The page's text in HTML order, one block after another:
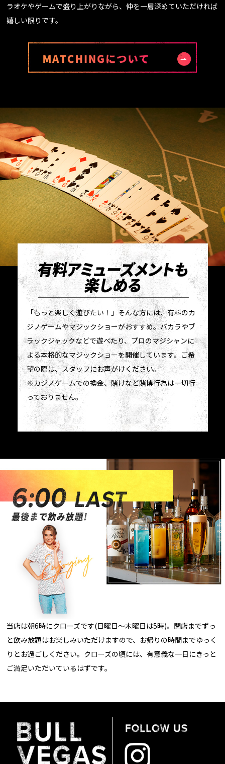
ラオケやゲームで盛り上がりながら、仲を一層深めていただければ
嬉しい限りです。
「もっと楽しく遊びたい！」そんな方には、有料のカ
ジノゲームやマジックショーがおすすめ。バカラやブ
ラックジャックなどで遊べたり、プロのマジシャンに
よる本格的なマジックショーを開催しています。ご希
望の際は、スタッフにお声がけください。
※カジノゲームでの換金、賭けなど賭博行為は一切行
っておりません。
当店は朝6時にクローズです(日曜日～木曜日は5時)。閉店までずっ
と飲み放題はお楽しみいただけますので、お帰りの時間までゆっく
りとお過ごしください。クローズの頃には、有意義な一日にきっと
ご満足いただいているはずです。